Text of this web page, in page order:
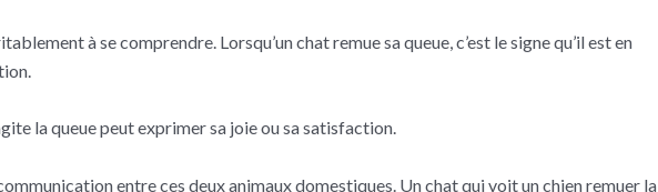
à se comprendre. Lorsqu’un chat remue sa queue, c’est le signe qu’il est en
la queue peut exprimer sa joie ou sa satisfaction.
entre ces deux animaux domestiques. Un chat qui voit un chien remuer la